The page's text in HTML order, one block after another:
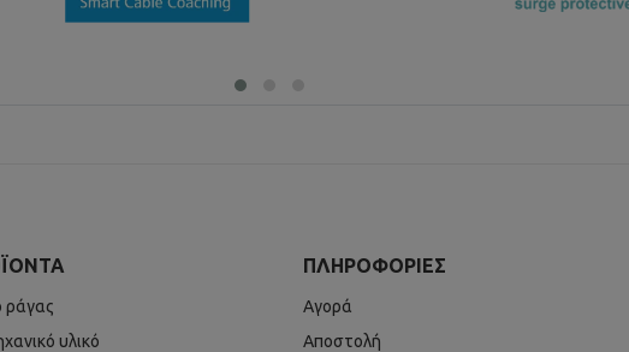
ράγας
υλικό
ΠΛΗΡΟΦΟΡΊΕΣ
Αγορά
Αποστολή